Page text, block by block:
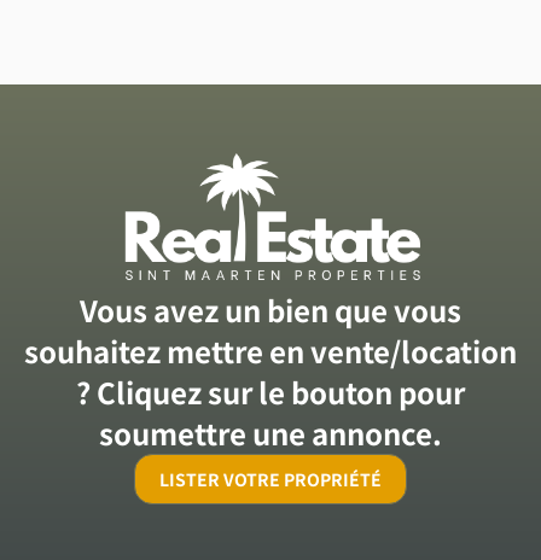
Vous avez un bien que vous
souhaitez mettre en vente/location
? Cliquez sur le bouton pour
soumettre une annonce.
LISTER VOTRE PROPRIÉTÉ